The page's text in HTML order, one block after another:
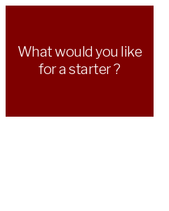
What would you like
for a starter ?